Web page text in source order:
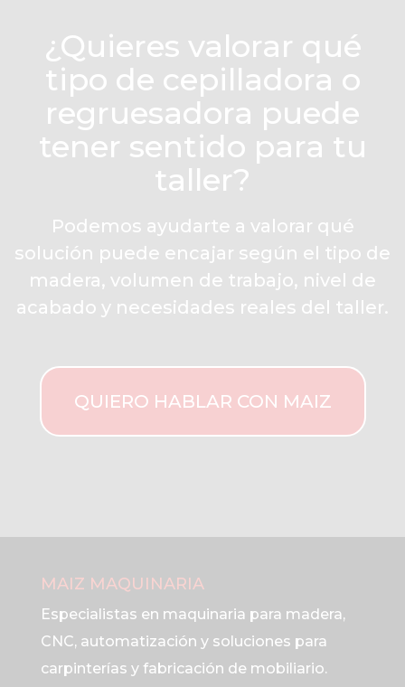
¿Quieres valorar qué
tipo de cepilladora o
regruesadora puede
tener sentido para tu
taller?
Podemos ayudarte a valorar qué
solución puede encajar según el tipo de
madera, volumen de trabajo, nivel de
acabado y necesidades reales del taller.
QUIERO HABLAR CON MAIZ
MAIZ MAQUINARIA
Especialistas en maquinaria para madera,
CNC, automatización y soluciones para
carpinterías y fabricación de mobiliario.